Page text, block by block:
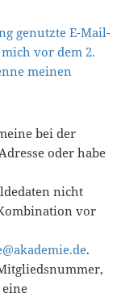
genutzte E-Mail-
vor dem 2.
meinen
bei der
oder habe
nicht
vor
.